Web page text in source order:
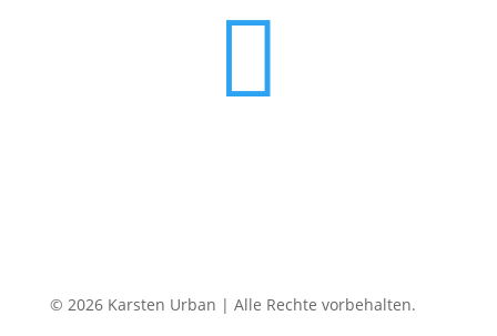

© 2026 Karsten Urban | Alle Rechte vorbehalten.